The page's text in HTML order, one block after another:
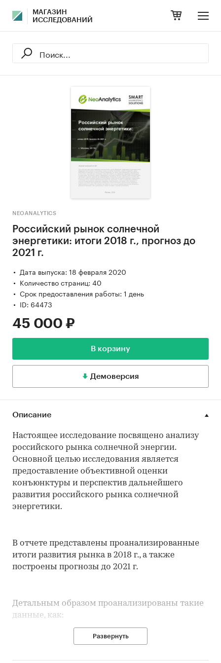
МАГАЗИН
ИССЛЕДОВАНИЙ
NEOANALYTICS
Российский рынок солнечной
энергетики: итоги 2018 г., прогноз до
2021 г.
Дата выпуска: 18 февраля 2020
Количество страниц: 40
Срок предоставления работы: 1 день
ID: 64473
45 000 ₽
В корзину
Демоверсия
Описание
Настоящее исследование посвящено анализу
российского рынка солнечной энергии.
Основной целью исследования является
предоставление объективной оценки
конъюнктуры и перспектив дальнейшего
развития российского рынка солнечной
энергетики.
В отчете представлены проанализированные
итоги развития рынка в 2018 г., а также
построены прогнозы до 2021 г.
Детальным образом проанализированы такие
данные, как:
Развернуть